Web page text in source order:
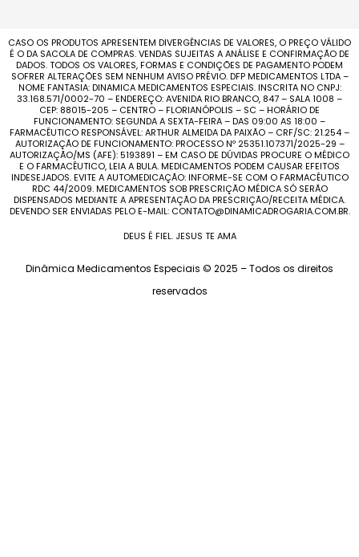
CASO OS PRODUTOS APRESENTEM DIVERGÊNCIAS DE VALORES, O PREÇO VÁLIDO
É O DA SACOLA DE COMPRAS. VENDAS SUJEITAS A ANÁLISE E CONFIRMAÇÃO DE
DADOS. TODOS OS VALORES, FORMAS E CONDIÇÕES DE PAGAMENTO PODEM
SOFRER ALTERAÇÕES SEM NENHUM AVISO PRÉVIO. DFP MEDICAMENTOS LTDA –
NOME FANTASIA: DINAMICA MEDICAMENTOS ESPECIAIS. INSCRITA NO CNPJ:
33.168.571/0002-70 – ENDEREÇO: AVENIDA RIO BRANCO, 847 – SALA 1008 –
CEP: 88015-205 – CENTRO – FLORIANÓPOLIS – SC – HORÁRIO DE
FUNCIONAMENTO: SEGUNDA A SEXTA-FEIRA – DAS 09:00 AS 18:00 –
FARMACÊUTICO RESPONSÁVEL: ARTHUR ALMEIDA DA PAIXÃO – CRF/SC: 21.254 –
AUTORIZAÇÃO DE FUNCIONAMENTO: PROCESSO Nº 25351.107371/2025-29 –
AUTORIZAÇÃO/MS (AFE): 5193891 – EM CASO DE DÚVIDAS PROCURE O MÉDICO
E O FARMACÊUTICO, LEIA A BULA. MEDICAMENTOS PODEM CAUSAR EFEITOS
INDESEJADOS. EVITE A AUTOMEDICAÇÃO: INFORME-SE COM O FARMACÊUTICO
RDC 44/2009. MEDICAMENTOS SOB PRESCRIÇÃO MÉDICA SÓ SERÃO
DISPENSADOS MEDIANTE A APRESENTAÇÃO DA PRESCRIÇÃO/RECEITA MÉDICA.
DEVENDO SER ENVIADAS PELO E-MAIL: CONTATO@DINAMICADROGARIA.COM.BR.
DEUS É FIEL. JESUS TE AMA
Dinâmica Medicamentos Especiais © 2025 – Todos os direitos
reservados